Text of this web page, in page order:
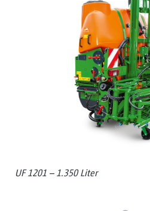
UF 1201 – 1.350 Liter